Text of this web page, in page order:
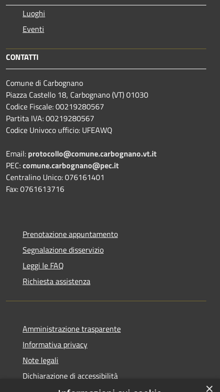
Luoghi
Eventi
CONTATTI
Comune di Carbognano
Piazza Castello 18, Carbognano (VT) 01030
Codice Fiscale: 00219280567
Partita IVA: 00219280567
Codice Univoco ufficio: UFEAWQ
Email: protocollo@comune.carbognano.vt.it
PEC:comune.carbognano@pec.it
Centralino Unico: 076161401
Fax: 0761613716
Prenotazione appuntamento
Segnalazione disservizio
Leggi le FAQ
Richiesta assistenza
Amministrazione trasparente
Informativa privacy
Note legali
Dichiarazione di accessibilità
×